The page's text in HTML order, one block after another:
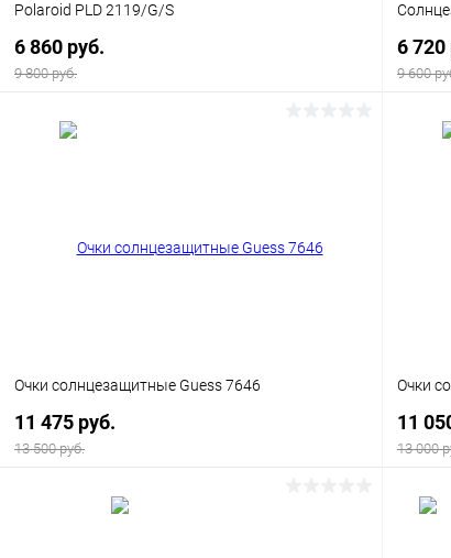
Polaroid PLD 2119/G/S
6 860 руб.
9 800 руб.
6 720
9 600
Очки солнцезащитные Guess 7646
11 475 руб.
13 500 руб.
Очки
11
13 000